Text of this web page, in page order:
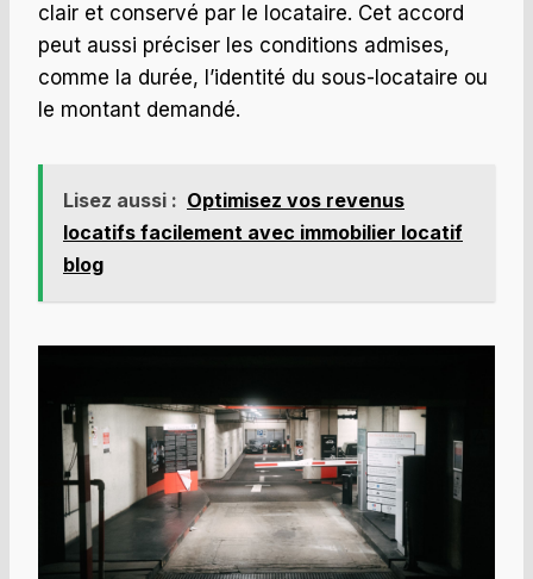
clair et conservé par le locataire. Cet accord
peut aussi préciser les conditions admises,
comme la durée, l’identité du sous-locataire ou
le montant demandé.
Lisez aussi : Optimisez vos revenus
locatifs facilement avec immobilier locatif
blog